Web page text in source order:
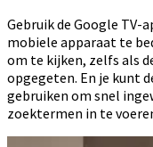
Gebruik de Google TV-
mobiele apparaat te
om te kijken, zelfs als
opgegeten. En je kunt
gebruiken om snel
zoektermen in te